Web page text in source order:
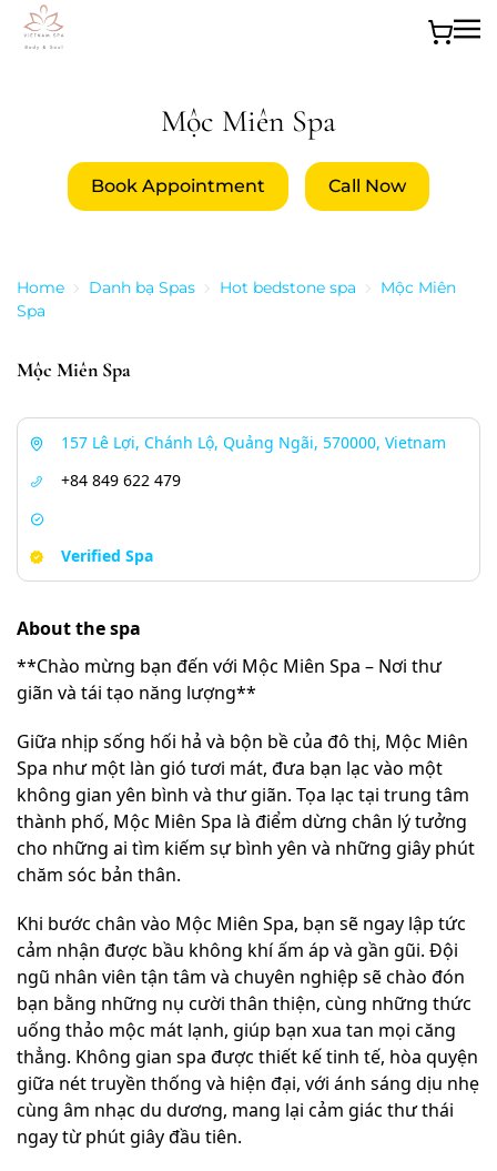
Mộc Miên Spa
Book Appointment Call Now
Home Danh bạ Spas Hot bedstone spa
Mộc Miên
Spa
Mộc Miên Spa
157 Lê Lợi, Chánh Lộ, Quảng Ngãi, 570000, Vietnam
+84 849 622 479
Verified Spa
About the spa
**Chào mừng bạn đến với Mộc Miên Spa – Nơi thư
giãn và tái tạo năng lượng**
Giữa nhịp sống hối hả và bộn bề của đô thị, Mộc Miên
Spa như một làn gió tươi mát, đưa bạn lạc vào một
không gian yên bình và thư giãn. Tọa lạc tại trung tâm
thành phố, Mộc Miên Spa là điểm dừng chân lý tưởng
cho những ai tìm kiếm sự bình yên và những giây phút
chăm sóc bản thân.
Khi bước chân vào Mộc Miên Spa, bạn sẽ ngay lập tức
cảm nhận được bầu không khí ấm áp và gần gũi. Đội
ngũ nhân viên tận tâm và chuyên nghiệp sẽ chào đón
bạn bằng những nụ cười thân thiện, cùng những thức
uống thảo mộc mát lạnh, giúp bạn xua tan mọi căng
thẳng. Không gian spa được thiết kế tinh tế, hòa quyện
giữa nét truyền thống và hiện đại, với ánh sáng dịu nhẹ
cùng âm nhạc du dương, mang lại cảm giác thư thái
ngay từ phút giây đầu tiên.